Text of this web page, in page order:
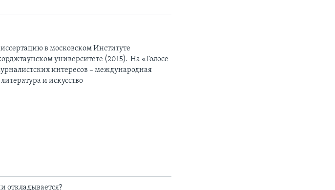
в московском Институте
университете (2015). На «Голосе
интересов – международная
и искусство
откладывается?